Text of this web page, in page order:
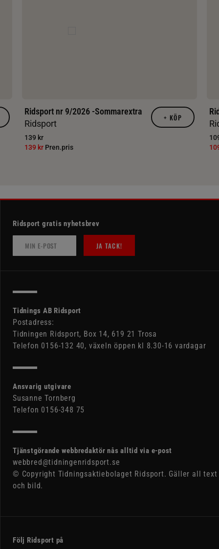
Ridsport nr 9/2026 -Sommarextra
Ridsport
139 kr
139 kr Pren.pris
+ KÖP
Ridsport gratis nyhetsbrev
JA TACK!
Tidnings AB Ridsport
Postadress:
Tidningen Ridsport, Box 14, 619 21 Trosa
Telefon 0156-132 40, växeln öppen kl 8.30-16 vardagar
Ansvarig utgivare
Susanne Tornberg
Telefon 0156-348 75
Tjänstgörande webbredaktör nås alltid via e-post
webbred@tidningenridsport.se
© Copyright Tidningsaktiebolaget Ridsport. Gäller all text
och bild.
Följ Ridsport på